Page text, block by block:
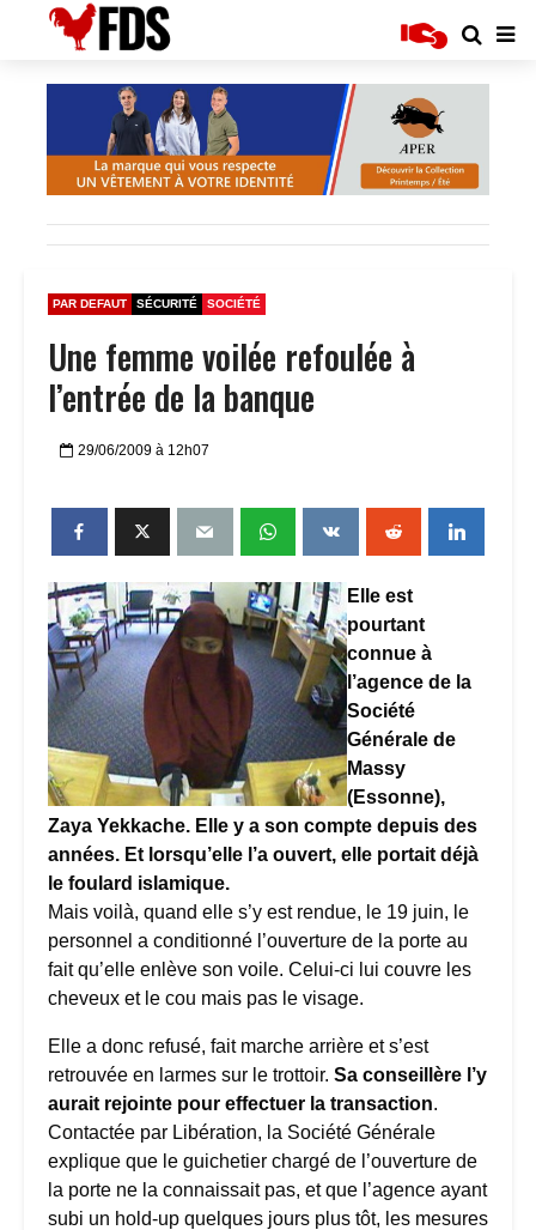
PAR DEFAUT SÉCURITÉ SOCIÉTÉ
Une femme voilée refoulée à
l’entrée de la banque
29/06/2009 à 12h07
Elle est
pourtant
connue à
l’agence de la
Société
Générale de
Massy
(Essonne),
Zaya Yekkache. Elle y a son compte depuis des
années. Et lorsqu’elle l’a ouvert, elle portait déjà
le foulard islamique.
Mais voilà, quand elle s’y est rendue, le 19 juin, le
personnel a conditionné l’ouverture de la porte au
fait qu’elle enlève son voile. Celui-ci lui couvre les
cheveux et le cou mais pas le visage.
Elle a donc refusé, fait marche arrière et s’est
retrouvée en larmes sur le trottoir. Sa conseillère l’y
aurait rejointe pour effectuer la transaction.
Contactée par Libération, la Société Générale
explique que le guichetier chargé de l’ouverture de
la porte ne la connaissait pas, et que l’agence ayant
subi un hold-up quelques jours plus tôt, les mesures